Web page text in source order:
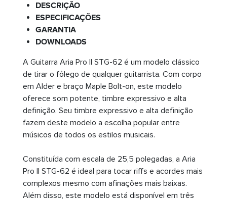
DESCRIÇÃO
ESPECIFICAÇÕES
GARANTIA
DOWNLOADS
A Guitarra Aria Pro II STG-62 é um modelo clássico
de tirar o fôlego de qualquer guitarrista. Com corpo
em Alder e braço Maple Bolt-on, este modelo
oferece som potente, timbre expressivo e alta
definição. Seu timbre expressivo e alta definição
fazem deste modelo a escolha popular entre
músicos de todos os estilos musicais.
Constituída com escala de 25,5 polegadas, a Aria
Pro II STG-62 é ideal para tocar riffs e acordes mais
complexos mesmo com afinações mais baixas.
Além disso, este modelo está disponível em três